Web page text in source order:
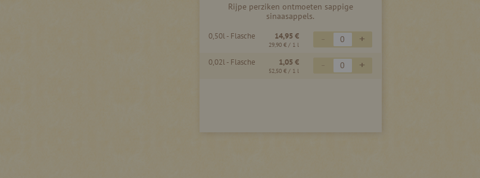
Rijpe perziken ontmoeten sappige
sinaasappels.
0,50l - Flasche 14,95 €
29,90 € / 1 l - +
0,02l - Flasche 1,05 €
52,50 € / 1 l - +